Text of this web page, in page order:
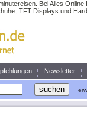
Bei Alles
TFT Displays und
Newsletter